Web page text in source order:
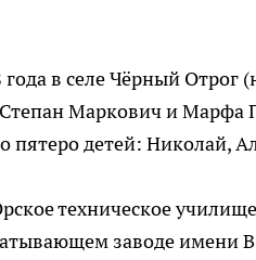
в селе Чёрный
Маркович и Марфа
детей: Николай,
техническое
заводе имени